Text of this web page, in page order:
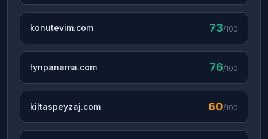
konutevim.com 73/100
tynpanama.com 76/100
kiltaspeyzaj.com 60/100